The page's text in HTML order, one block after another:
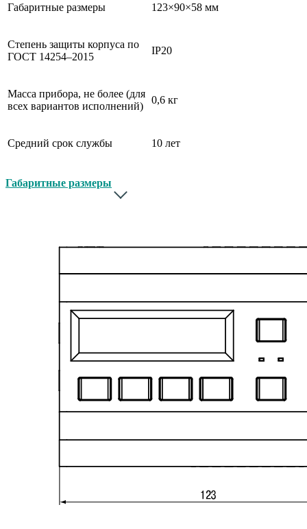
Габаритные размеры 123×90×58 мм
Степень защиты корпуса по
ГОСТ 14254–2015
IP20
Масса прибора, не более (для
всех вариантов исполнений)
0,6 кг
Средний срок службы 10 лет
Габаритные размеры